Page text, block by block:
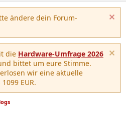
ändere dein Forum-
die Hardware-Umfrage 2026
bittet um eure Stimme.
wir eine aktuelle
EUR.